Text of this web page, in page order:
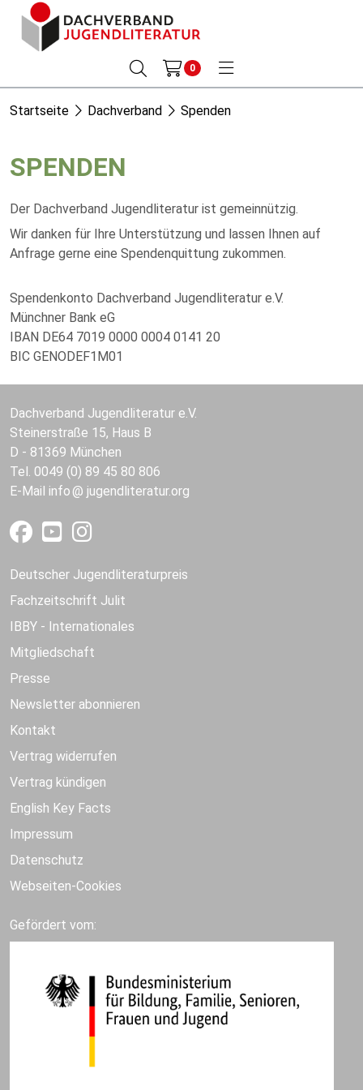
0
Startseite Dachverband Spenden
SPENDEN
Der Dachverband Jugendliteratur ist gemeinnützig.
Wir danken für Ihre Unterstützung und lassen Ihnen auf
Anfrage gerne eine Spendenquittung zukommen.
Spendenkonto Dachverband Jugendliteratur e.V.
Münchner Bank eG
IBAN DE64 7019 0000 0004 0141 20
BIC GENODEF1M01
Dachverband Jugendliteratur e.V.
Steinerstraße 15, Haus B
D - 81369 München
Tel. 0049 (0) 89 45 80 806
E-Mail info jugendliteratur.org
Deutscher Jugendliteraturpreis
Fachzeitschrift Julit
IBBY - Internationales
Mitgliedschaft
Presse
Newsletter abonnieren
Kontakt
Vertrag widerrufen
Vertrag kündigen
English Key Facts
Impressum
Datenschutz
Webseiten-Cookies
Gefördert vom: